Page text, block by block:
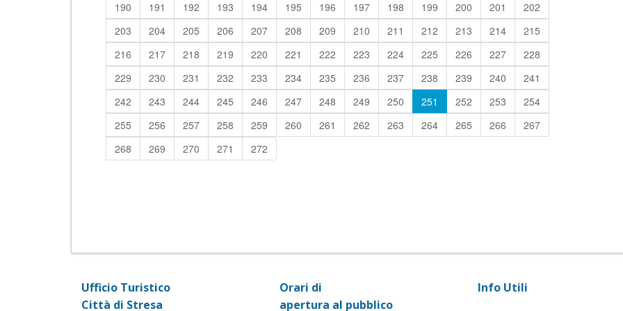
190
191 192 193 194 195 196 197 198 199 200 201
202
203
204 205 206 207 208 209 210 211 212 213 214
215
216
217 218 219 220 221 222 223 224 225 226 227
228
229
230 231 232 233 234 235 236 237 238 239 240
241
242
243 244 245 246 247 248 249 250 251 252 253
254
255
256 257 258 259 260 261 262 263 264 265 266
267
268
269 270 271 272
Ufficio Turistico
Città di Stresa
Orari di
apertura al pubblico
Info Utili